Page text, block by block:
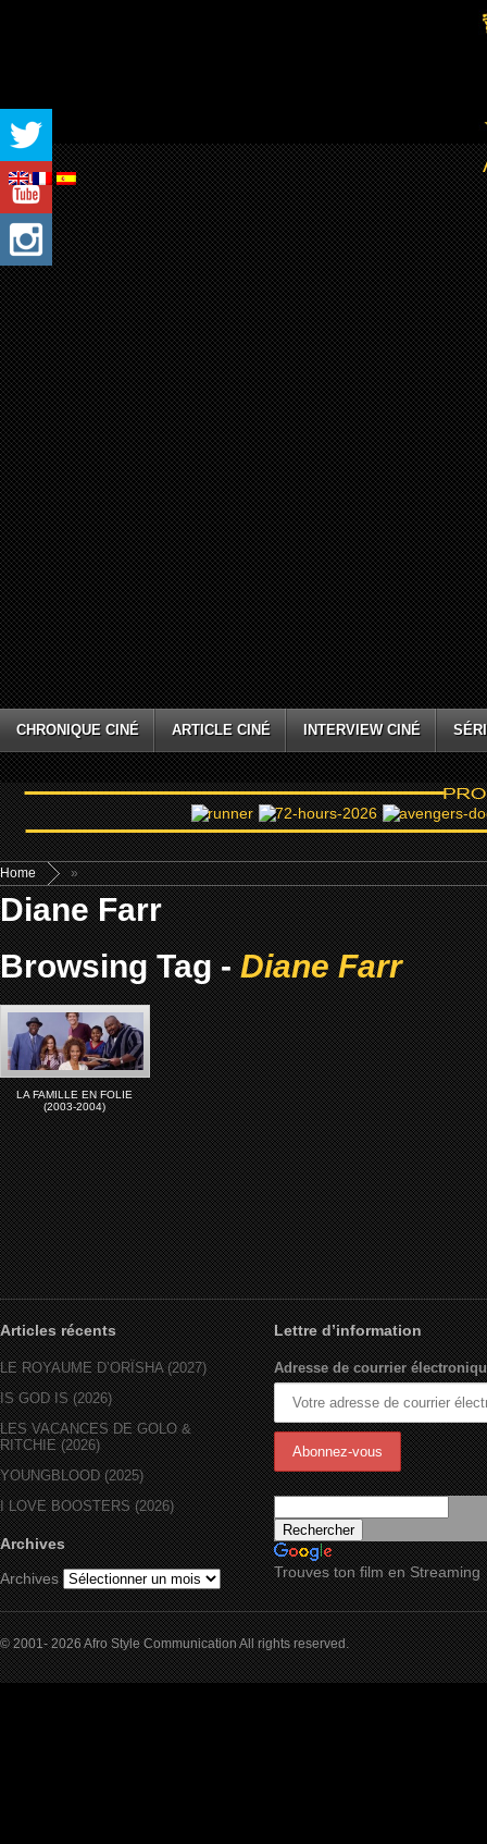
CHRONIQUE CINÉ ARTICLE CINÉ INTERVIEW CINÉ
Home »
Diane Farr
Browsing Tag -Diane Farr
LA FAMILLE EN FOLIE
(2003-2004)
Articles récents
LE ROYAUME D’ORÏSHA (2027)
IS GOD IS (2026)
LES VACANCES DE GOLO &
RITCHIE (2026)
YOUNGBLOOD (2025)
I LOVE BOOSTERS (2026)
Archives
Archives
Lettre d’information
Adresse de courrier
Trouves ton film en Streaming
© 2001- 2026 Afro Style Communication All rights reserved.